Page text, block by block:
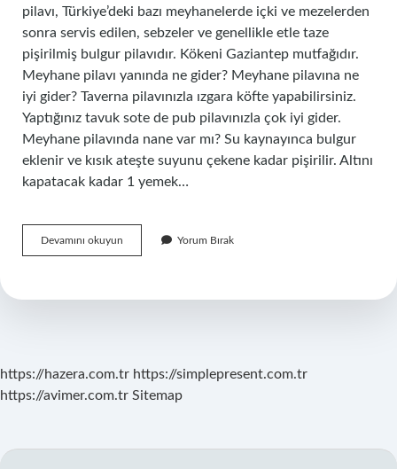
pilavı, Türkiye’deki bazı meyhanelerde içki ve mezelerden
sonra servis edilen, sebzeler ve genellikle etle taze
pişirilmiş bulgur pilavıdır. Kökeni Gaziantep mutfağıdır.
Meyhane pilavı yanında ne gider? Meyhane pilavına ne
iyi gider? Taverna pilavınızla ızgara köfte yapabilirsiniz.
Yaptığınız tavuk sote de pub pilavınızla çok iyi gider.
Meyhane pilavında nane var mı? Su kaynayınca bulgur
eklenir ve kısık ateşte suyunu çekene kadar pişirilir. Altını
kapatacak kadar 1 yemek…
Devamını okuyun Meyhane
Pilavı
Var
Yorum Bırak
https://hazera.com.tr https://simplepresent.com.tr
https://avimer.com.tr Sitemap